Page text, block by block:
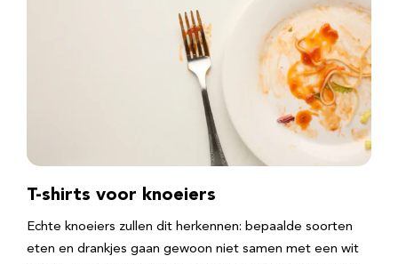
T-shirts voor knoeiers
Echte knoeiers zullen dit herkennen: bepaalde soorten
eten en drankjes gaan gewoon niet samen met een wit